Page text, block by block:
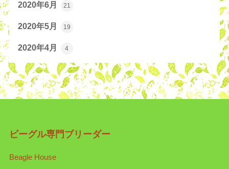
2020年6月 21
2020年5月 19
2020年4月 4
ビーグル専門ブリーダー
Beagle House